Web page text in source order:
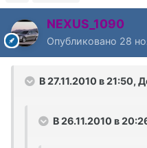
NEXUS_1090
Опубликовано 28
В 27.11.2010 в 21:50,
В 26.11.2010 в